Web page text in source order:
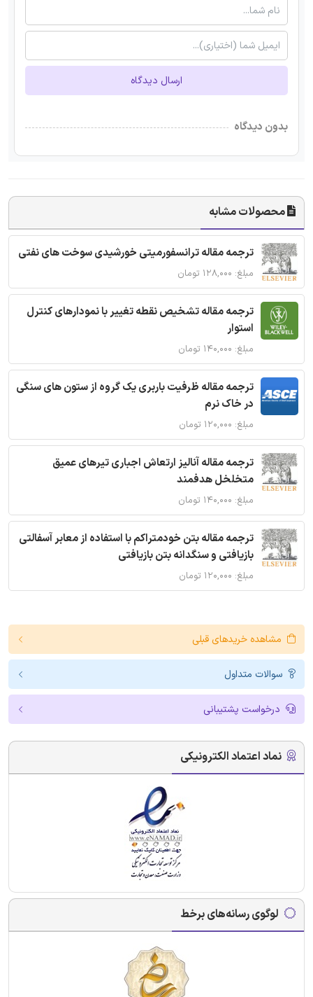
ارسال دیدگاه
بدون دیدگاه
محصولات مشابه
ترجمه مقاله ترانسفورمیتی خورشیدی سوخت های نفتی
مبلغ: ۱۲۸,۰۰۰ تومان
ترجمه مقاله تشخیص نقطه تغییر با نمودارهای کنترل
استوار
مبلغ: ۱۴۰,۰۰۰ تومان
ترجمه مقاله ظرفیت باربری یک گروه از ستون های سنگی
در خاک نرم
مبلغ: ۱۲۰,۰۰۰ تومان
ترجمه مقاله آنالیز ارتعاش اجباری تیرهای عمیق
متخلخل هدفمند
مبلغ: ۱۴۰,۰۰۰ تومان
ترجمه مقاله بتن خودمتراکم با استفاده از معابر آسفالتی
بازیافتی و سنگدانه بتن بازیافتی
مبلغ: ۱۲۰,۰۰۰ تومان
مشاهده خریدهای قبلی
سوالات متداول
درخواست پشتیبانی
نماد اعتماد الکترونیکی
لوگوی رسانه‌های برخط